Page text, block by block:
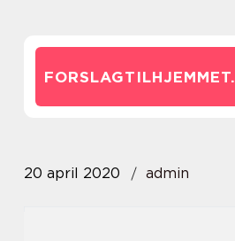
FORSLAGTILHJEMMET.
20 april 2020 admin